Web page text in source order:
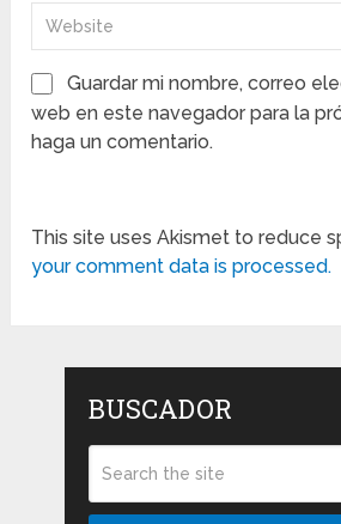
Guardar mi nombre, correo
web en este navegador para la
haga un comentario.
This site uses Akismet to reduce
your comment data is processed.
BUSCADOR